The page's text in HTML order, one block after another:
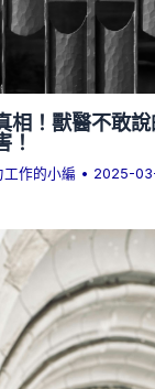
相！獸醫不敢
！
工作的小編 • 2025-